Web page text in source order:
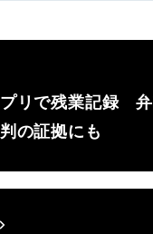
リで残業記録
の証拠にも